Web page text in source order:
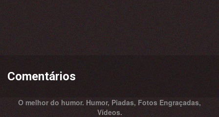
Comentários
O melhor do humor. Humor, Piadas, Fotos Engraçadas,
Vídeos.